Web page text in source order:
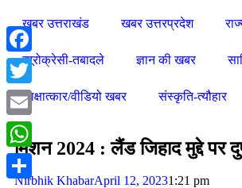
खबर उत्तराखंड खबर उत्तरप्रदेश
ब्यूरोक्रेसी-तबादले ज्ञान की खबर
साक्षात्कार/वीडियो खबर संस्कृति-त्यौहार
मिशन 2024 : लैंड जिहाद मुद्दे पर
Nirbhik KhabarApril 12, 20231:21 pm
Facebook
Twitter
Email
WhatsApp